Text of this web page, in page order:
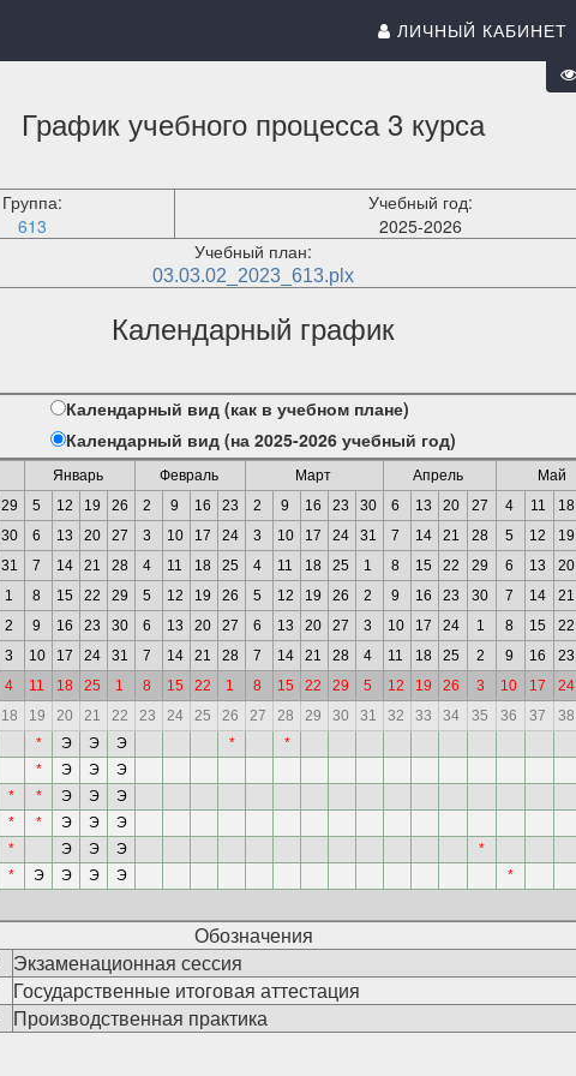
ЛИЧНЫЙ КАБИНЕТ
График учебного процесса 3 курса
Группа:
613
Учебный год:
2025-2026
Учебный план:
03.03.02_2023_613.plx
Календарный график
Календарный вид (как в учебном плане)
Календарный вид (на 2025-2026 учебный год)
Январь Февраль Март Апрель Май
29 5 12 19 26 2 9 16 23 2 9 16 23 30 6 13 20 27 4 11 18
30 6 13 20 27 3 10 17 24 3 10 17 24 31 7 14 21 28 5 12 19
31 7 14 21 28 4 11 18 25 4 11 18 25 1 8 15 22 29 6 13 20
1 8 15 22 29 5 12 19 26 5 12 19 26 2 9 16 23 30 7 14 21
2 9 16 23 30 6 13 20 27 6 13 20 27 3 10 17 24 1 8 15 22
3 10 17 24 31 7 14 21 28 7 14 21 28 4 11 18 25 2 9 16 23
4 11 18 25 1 8 15 22 1 8 15 22 29 5 12 19 26 3 10 17 24
18 19 20 21 22 23 24 25 26 27 28 29 30 31 32 33 34 35 36 37 38
* Э Э Э * *
* Э Э Э
* * Э Э Э
* * Э Э Э
* Э Э Э *
* Э Э Э Э *
Обозначения
Экзаменационная сессия
Государственные итоговая аттестация
Производственная практика